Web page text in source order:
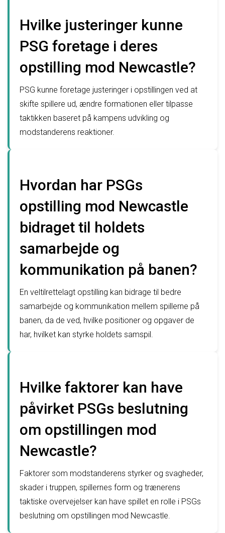
Hvilke justeringer kunne
PSG foretage i deres
opstilling mod Newcastle?
PSG kunne foretage justeringer i opstillingen ved at
skifte spillere ud, ændre formationen eller tilpasse
taktikken baseret på kampens udvikling og
modstanderens reaktioner.
Hvordan har PSGs
opstilling mod Newcastle
bidraget til holdets
samarbejde og
kommunikation på banen?
En veltilrettelagt opstilling kan bidrage til bedre
samarbejde og kommunikation mellem spillerne på
banen, da de ved, hvilke positioner og opgaver de
har, hvilket kan styrke holdets samspil.
Hvilke faktorer kan have
påvirket PSGs beslutning
om opstillingen mod
Newcastle?
Faktorer som modstanderens styrker og svagheder,
skader i truppen, spillernes form og trænerens
taktiske overvejelser kan have spillet en rolle i PSGs
beslutning om opstillingen mod Newcastle.